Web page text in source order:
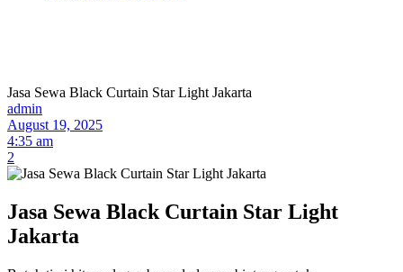
Jasa Sewa Black Curtain Star Light Jakarta
admin
August 19, 2025
4:35 am
2
Jasa Sewa Black Curtain Star Light
Jakarta